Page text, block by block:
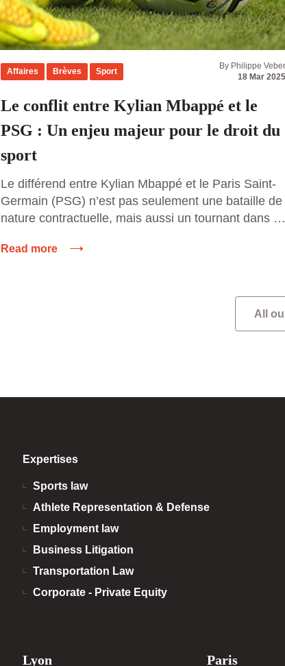
Affaires Brèves Sport
By Philippe Veber
18 Mar 2025
Le conflit entre Kylian Mbappé et le
PSG : Un enjeu majeur pour le droit du
sport
Le différend entre Kylian Mbappé et le Paris Saint-
Germain (PSG) n’est pas seulement une bataille de
nature contractuelle, mais aussi un tournant dans la
sont gérés dans le football professionnel. Cette
Read more
All
Expertises
Sports law
Athlete Representation & Defense
Employment law
Business Litigation
Transportation Law
Corporate - Private Equity
Lyon Paris